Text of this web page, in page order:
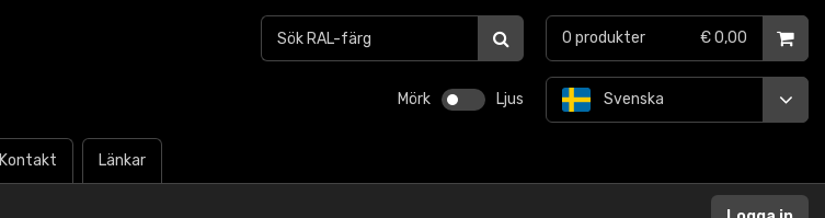
Mörk Ljus
Kontakt Länkar
Svenska
0 produkter € 0,00